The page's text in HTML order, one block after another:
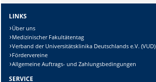
LINKS
Über uns
Medizinischer Fakultätentag
Verband der Universitätsklinika Deutschlands e.V. (VUD)
Fördervereine
Allgemeine Auftrags- und Zahlungsbedingungen
SERVICE